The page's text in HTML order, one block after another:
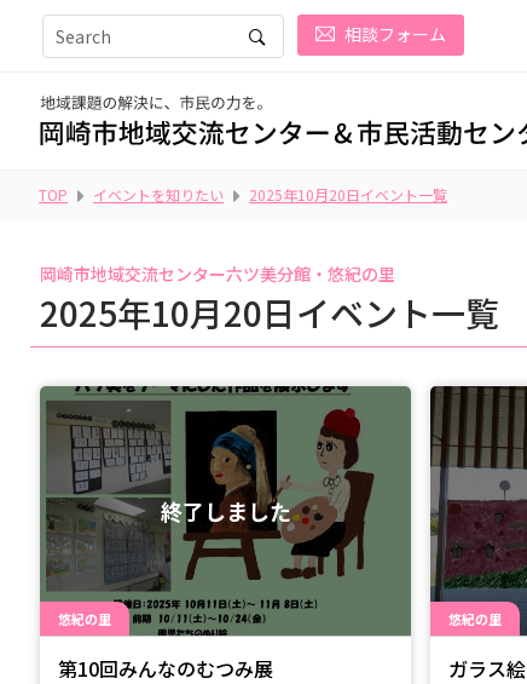
相談フォーム
TOP イベントを知りたい 2025年10月20日イベント一覧
岡崎市地域交流センター六ツ美分館・悠紀の里
2025年10月20日イベント一覧
悠紀の里
終了しました
第10回みんなのむつみ展
悠紀の里
ガラス絵